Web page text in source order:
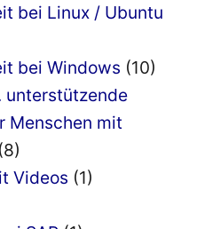
bei Linux / Ubuntu
bei Windows (10)
unterstützende
Menschen mit
(8)
Videos (1)